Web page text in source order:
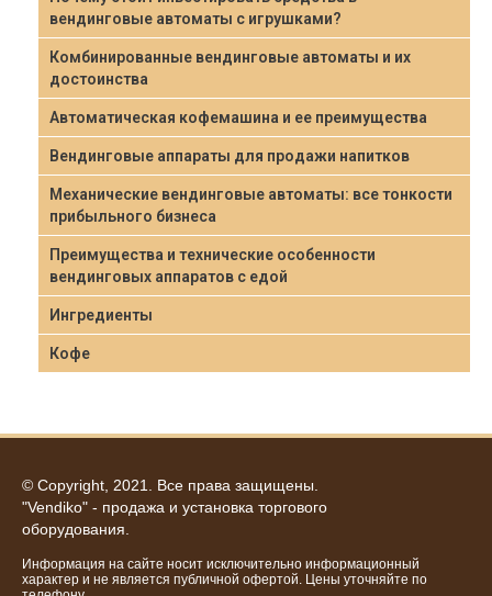
вендинговые автоматы с игрушками?
Комбинированные вендинговые автоматы и их
достоинства
Автоматическая кофемашина и ее преимущества
Вендинговые аппараты для продажи напитков
Механические вендинговые автоматы: все тонкости
прибыльного бизнеса
Преимущества и технические особенности
вендинговых аппаратов с едой
Ингредиенты
Кофе
© Copyright, 2021. Все права защищены.
"Vendiko" - продажа и установка торгового
оборудования.
Информация на сайте носит исключительно информационный
характер и не является публичной офертой. Цены уточняйте по